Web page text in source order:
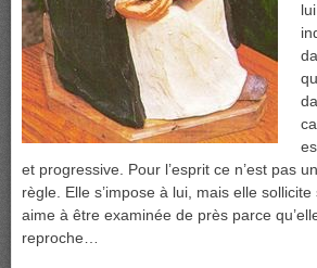
et progressive. Pour l’esprit ce n’est pas
règle. Elle s’impose à lui, mais elle
aime à être examinée de près parce
reproche…